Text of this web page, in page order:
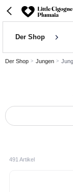
Der Shop
Der Shop Jungen
491 Artikel